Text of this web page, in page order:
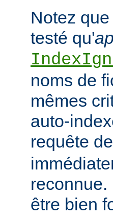
Notez
testé qu'
noms de
mêmes
auto-
requête de
être bien